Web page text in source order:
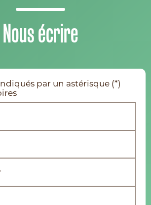
Nous écrire
par un astérisque (*)